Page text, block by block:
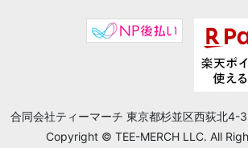
合同会社ティーマーチ 東京都杉並区西荻北4-
Copyright © TEE-MERCH LLC. All